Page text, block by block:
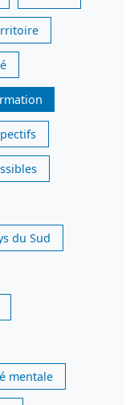
du Sud
mentale